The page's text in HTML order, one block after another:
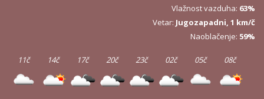
Vlažnost vazduha: 63%
Vetar: Jugozapadni, 1 km/č
Naoblačenje: 59%
11č 14č 17č 20č 23č 02č 05č 08č